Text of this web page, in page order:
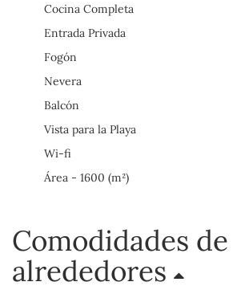
Cocina Completa
Entrada Privada
Fogón
Nevera
Balcón
Vista para la Playa
Wi-fi
Área - 1600 (m²)
Comodidades de
alrededores